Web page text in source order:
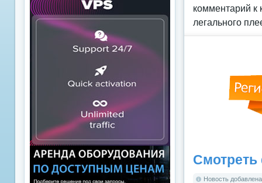
комментарий к
легального
Новость